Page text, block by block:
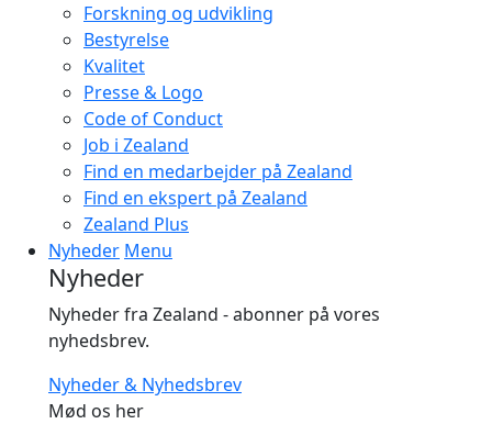
Forskning og udvikling
Bestyrelse
Kvalitet
Presse & Logo
Code of Conduct
Job i Zealand
Find en medarbejder på Zealand
Find en ekspert på Zealand
Zealand Plus
Nyheder Menu
Nyheder
Nyheder fra Zealand - abonner på vores
nyhedsbrev.
Nyheder & Nyhedsbrev
Mød os her